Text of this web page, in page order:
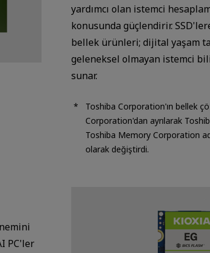
yardımcı olan istemci
konusunda güçlendirir.
bellek ürünleri; dijital yaşam
geleneksel olmayan istemci
sunar.
Toshiba Corporation'ın bellek
Corporation'dan ayrılarak
Toshiba Memory Corporation
olarak değiştirdi.
PC'ler